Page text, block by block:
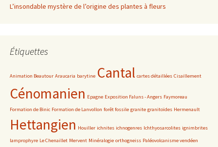
L’insondable mystère de l’origine des plantes à fleurs
Étiquettes
Animation Beautour Araucaria barytine Cantal cartes détaillées Cisaillement
Cénomanien Epagne Exposition Faluns - Angers Faymoreau
Formation de Binic Formation de Lanvollon forêt fossile granite granitoïdes Hermenault
Hettangien Houiller ichnites ichnogenres Ichthyosarcolites ignimbrites
lamprophyre Le Chenaillet Mervent Minéralogie orthogneiss Paléovolcanisme vendéen